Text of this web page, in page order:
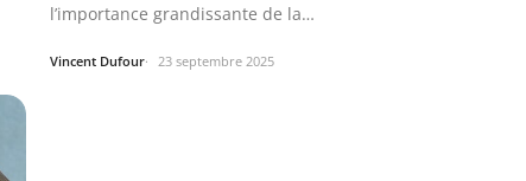
l’importance grandissante de la
Vincent Dufour 23 septembre 2025